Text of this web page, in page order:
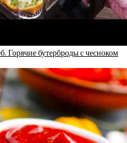
Горячие бутерброды с чесноком